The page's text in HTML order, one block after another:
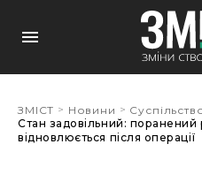
ЗМІСТ > Новини >
Стан задовільний: поранений
відновлюється після операції